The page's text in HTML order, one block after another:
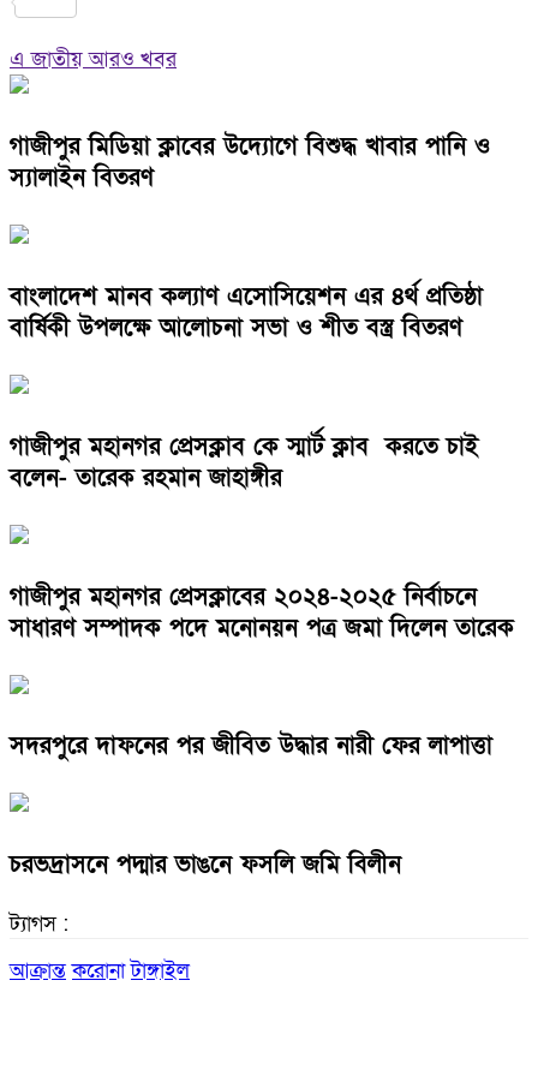
এ জাতীয় আরও খবর
গাজীপুর মিডিয়া ক্লাবের উদ্যোগে বিশুদ্ধ খাবার পানি ও
স্যালাইন বিতরণ
বাংলাদেশ মানব কল্যাণ এসোসিয়েশন এর ৪র্থ প্রতিষ্ঠা
বার্ষিকী উপলক্ষে আলোচনা সভা ও শীত বস্ত্র বিতরণ
গাজীপুর মহানগর প্রেসক্লাব কে স্মার্ট ক্লাব করতে চাই
বলেন- তারেক রহমান জাহাঙ্গীর
গাজীপুর মহানগর প্রেসক্লাবের ২০২৪-২০২৫ নির্বাচনে
সাধারণ সম্পাদক পদে মনোনয়ন পত্র জমা দিলেন তারেক
সদরপুরে দাফনের পর জীবিত উদ্ধার নারী ফের লাপাত্তা
চরভদ্রাসনে পদ্মার ভাঙনে ফসলি জমি বিলীন
ট্যাগস :
আক্রান্ত করোনা টাঙ্গাইল